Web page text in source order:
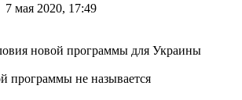
7 мая 2020, 17:49
программы не называется